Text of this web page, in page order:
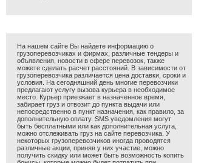
На нашем сайте Вы найдете информацию о
грузоперевозчиках и фирмах, различные тендеры и
объявления, новости в сфере перевозок, также
можете сделать расчет расстояний. В зависимости от
грузоперевозчика различается цена доставки, сроки и
условия. На сегодняшний день многие перевозчики
предлагают услугу вызова курьера в необходимое
место. Курьер приезжает в назначенное время,
забирает груз и отвозит до пункта выдачи или
непосредственно в пункт назначения, как правило, за
дополнительную оплату. SMS уведомления могут
быть бесплатными или как дополнительная услуга,
можно отслеживать груз на сайте перевозчика. У
некоторых грузоперевозчиков иногда проводятся
различные акции, приняв у них участие, можно
получить скидку или может быть возможность копить